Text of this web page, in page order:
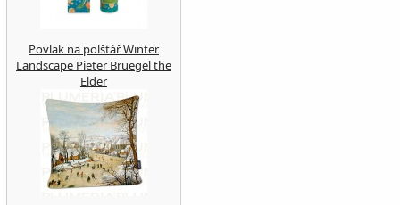
Povlak na polštář Winter
Landscape Pieter Bruegel the
Elder